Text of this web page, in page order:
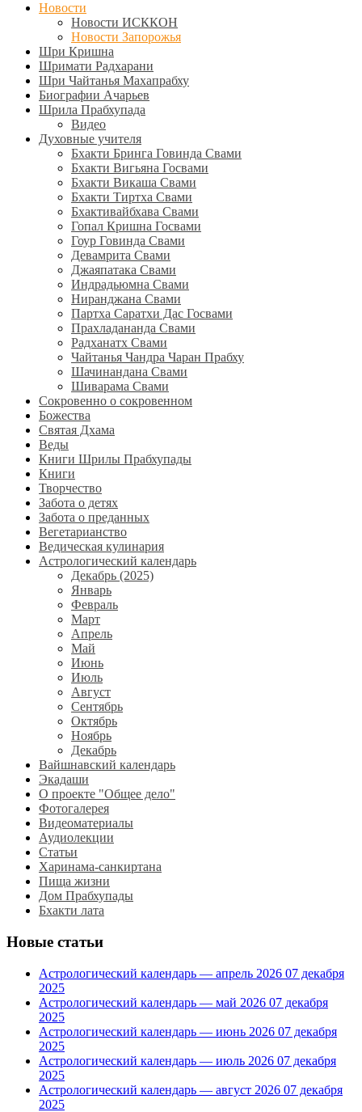
Новости
Новости ИСККОН
Новости Запорожья
Шри Кришна
Шримати Радхарани
Шри Чайтанья Махапрабху
Биографии Ачарьев
Шрила Прабхупада
Видео
Духовные учителя
Бхакти Бринга Говинда Свами
Бхакти Вигьяна Госвами
Бхакти Викаша Свами
Бхакти Тиртха Свами
Бхактивайбхава Свами
Гопал Кришна Госвами
Гоур Говинда Свами
Девамрита Свами
Джаяпатака Свами
Индрадьюмна Свами
Ниранджана Свами
Партха Саратхи Дас Госвами
Прахладананда Свами
Радханатх Свами
Чайтанья Чандра Чаран Прабху
Шачинандана Свами
Шиварама Свами
Сокровенно о сокровенном
Божества
Святая Дхама
Веды
Книги Шрилы Прабхупады
Книги
Творчество
Забота о детях
Забота о преданных
Вегетарианство
Ведическая кулинария
Астрологический календарь
Декабрь (2025)
Январь
Февраль
Март
Апрель
Май
Июнь
Июль
Август
Сентябрь
Октябрь
Ноябрь
Декабрь
Вайшнавский календарь
Экадаши
О проекте "Общее дело"
Фотогалерея
Видеоматериалы
Аудиолекции
Статьи
Харинама-санкиртана
Пища жизни
Дом Прабхупады
Бхакти лата
Новые статьи
Астрологический календарь — апрель 2026 07 декабря
2025
Астрологический календарь — май 2026 07 декабря
2025
Астрологический календарь — июнь 2026 07 декабря
2025
Астрологический календарь — июль 2026 07 декабря
2025
Астрологический календарь — август 2026 07 декабря
2025